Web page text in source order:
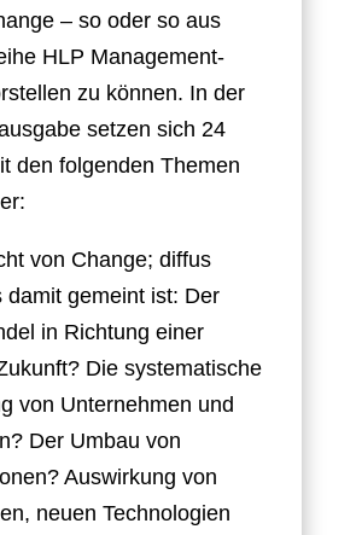
– so oder so aus
HLP Management-
zu können. In der
setzen sich 24
den folgenden Themen
von Change; diffus
damit gemeint ist: Der
in Richtung einer
Die systematische
von Unternehmen und
Der Umbau von
Auswirkung von
neuen Technologien